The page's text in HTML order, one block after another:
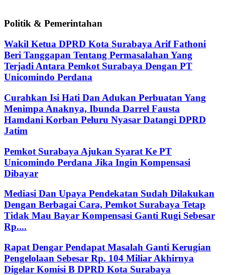
Politik & Pemerintahan
Wakil Ketua DPRD Kota Surabaya Arif Fathoni
Beri Tanggapan Tentang Permasalahan Yang
Terjadi Antara Pemkot Surabaya Dengan PT
Unicomindo Perdana
Curahkan Isi Hati Dan Adukan Perbuatan Yang
Menimpa Anaknya, Ibunda Darrel Fausta
Hamdani Korban Peluru Nyasar Datangi DPRD
Jatim
Pemkot Surabaya Ajukan Syarat Ke PT
Unicomindo Perdana Jika Ingin Kompensasi
Dibayar
Mediasi Dan Upaya Pendekatan Sudah Dilakukan
Dengan Berbagai Cara, Pemkot Surabaya Tetap
Tidak Mau Bayar Kompensasi Ganti Rugi Sebesar
Rp....
Rapat Dengar Pendapat Masalah Ganti Kerugian
Pengelolaan Sebesar Rp. 104 Miliar Akhirnya
Digelar Komisi B DPRD Kota Surabaya